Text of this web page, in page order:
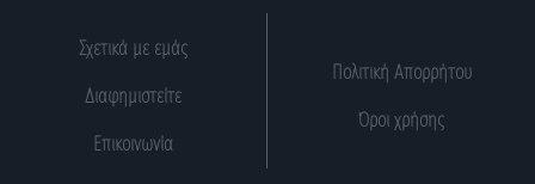
Σχετικά με εμάς
Διαφημιστείτε
Επικοινωνία
Πολιτική Απορρήτου
Όροι χρήσης